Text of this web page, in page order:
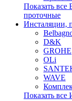
Показать все
проточные
Инсталяции,
D&K
GROHE
OLi
WAVE
Показать все